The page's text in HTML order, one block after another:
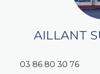
AILLANT
03 86 80 30 76